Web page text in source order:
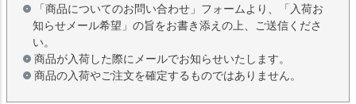
「商品についてのお問い合わせ」フォームより、「入荷お
知らせメール希望」の旨をお書き添えの上、ご送信くださ
い。
商品が入荷した際にメールでお知らせいたします。
商品の入荷やご注文を確定するものではありません。